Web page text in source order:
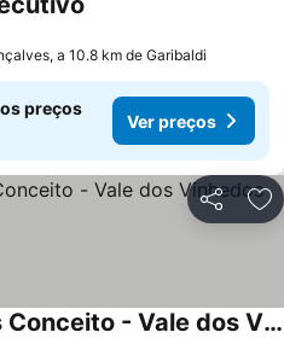
a 10.8 km de Garibaldi
preços
Ver preços
Partilhar
Villa Alpina - Cabanas Conceito - Vale dos Vinhedos